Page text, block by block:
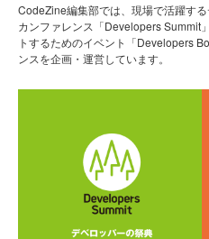
CodeZine編集部では、現場で活躍す
カンファレンス「Developers Summit
トするためのイベント「Developers
ンスを企画・運営しています。